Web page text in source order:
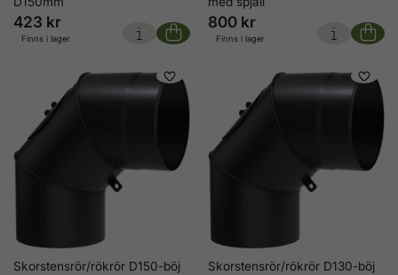
423 kr
Finns i lager
800 kr
Finns i lager
Skorstensrör/rökrör D150-böj
Skorstensrör/rökrör D130-böj